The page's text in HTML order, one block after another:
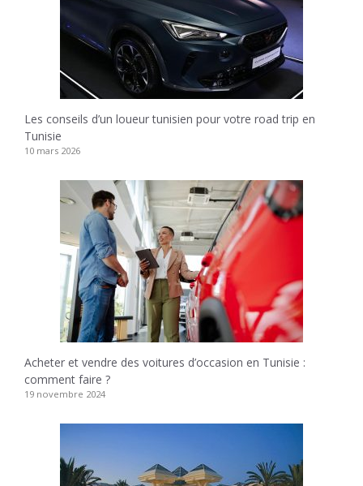
Les conseils d’un loueur tunisien pour votre road trip en
Tunisie
10 mars 2026
Acheter et vendre des voitures d’occasion en Tunisie :
comment faire ?
19 novembre 2024